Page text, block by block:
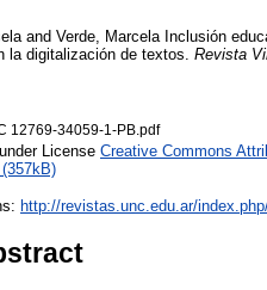
and Verde, Marcela Inclusión
la digitalización de textos. Revista
12769-34059-1-PB.pdf
License Creative Commons
http://revistas.unc.edu.ar/